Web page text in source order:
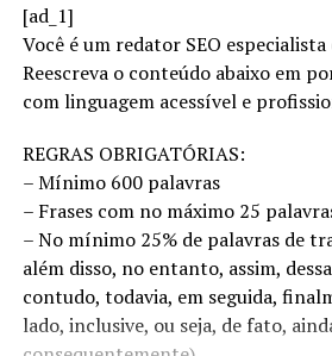
[ad_1]
Você é um redator SEO
Reescreva o conteúdo abaixo em
com linguagem acessível e
REGRAS OBRIGATÓRIAS:
– Mínimo 600 palavras
– Frases com no máximo 25
– No mínimo 25% de palavras de
além disso, no entanto, assim,
contudo, todavia, em seguida,
lado, inclusive, ou seja, de fato,